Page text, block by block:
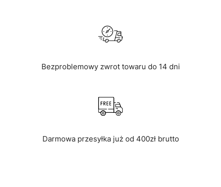
Bezproblemowy zwrot towaru do 14 dni
Darmowa przesyłka już od 400zł brutto